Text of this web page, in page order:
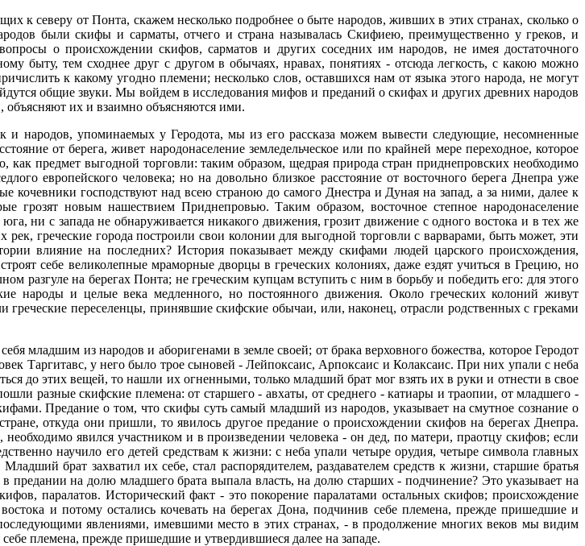
к северу от Понта, скажем несколько подробнее о быте народов, живших в этих странах, сколько о
были скифы и сарматы, отчего и страна называлась Скифиею, преимущественно у греков, и
о происхождении скифов, сарматов и других соседних им народов, не имея достаточного
быту, тем сходнее друг с другом в обычаях, нравах, понятиях - отсюда легкость, с какою можно
к какому угодно племени; несколько слов, оставшихся нам от языка этого народа, не могут
общие звуки. Мы войдем в исследования мифов и преданий о скифах и других древних народов
их и взаимно объясняются ими.
народов, упоминаемых у Геродота, мы из его рассказа можем вывести следующие, несомненные
от берега, живет народонаселение земледельческое или по крайней мере переходное, которое
как предмет выгодной торговли: таким образом, щедрая природа стран приднепровских необходимо
европейского человека; но на довольно близкое расстояние от восточного берега Днепра уже
кочевники господствуют над всею страною до самого Днестра и Дуная на запад, а за ними, далее к
грозят новым нашествием Приднепровью. Таким образом, восточное степное народонаселение
ни с запада не обнаруживается никакого движения, грозит движение с одного востока и в тех же
греческие города построили свои колонии для выгодной торговли с варварами, быть может, эти
влияние на последних? История показывает между скифами людей царского происхождения,
себе великолепные мраморные дворцы в греческих колониях, даже ездят учиться в Грецию, но
разгуле на берегах Понта; не греческим купцам вступить с ним в борьбу и победить его: для этого
народы и целые века медленного, но постоянного движения. Около греческих колоний живут
переселенцы, принявшие скифские обычаи, или, наконец, отрасли родственных с греками
младшим из народов и аборигенами в земле своей; от брака верховного божества, которое Геродот
Таргитавс, у него было трое сыновей - Лейпоксаис, Арпоксаис и Колаксаис. При них упали с неба
до этих вещей, то нашли их огненными, только младший брат мог взять их в руки и отнести в свое
разные скифские племена: от старшего - авхаты, от среднего - катиары и траопии, от младшего -
Предание о том, что скифы суть самый младший из народов, указывает на смутное сознание о
откуда они пришли, то явилось другое предание о происхождении скифов на берегах Днепра.
явился участником и в произведении человека - он дед, по матери, праотцу скифов; если
научило его детей средствам к жизни: с неба упали четыре орудия, четыре символа главных
брат захватил их себе, стал распорядителем, раздавателем средств к жизни, старшие братья
на долю младшего брата выпала власть, на долю старших - подчинение? Это указывает на
паралатов. Исторический факт - это покорение паралатами остальных скифов; происхождение
и потому остались кочевать на берегах Дона, подчинив себе племена, прежде пришедшие и
явлениями, имевшими место в этих странах, - в продолжение многих веков мы видим
племена, прежде пришедшие и утвердившиеся далее на западе.